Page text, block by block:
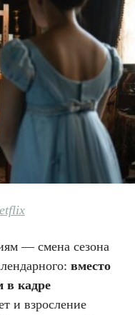
— смена сезона
вместо
в кадре
и взросление